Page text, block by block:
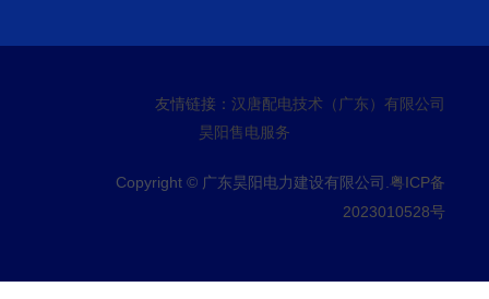
友情链接： 汉唐配电技术（广东）有限公司
昊阳售电服务
Copyright © 广东昊阳电力建设有限公司.粤ICP备
2023010528号